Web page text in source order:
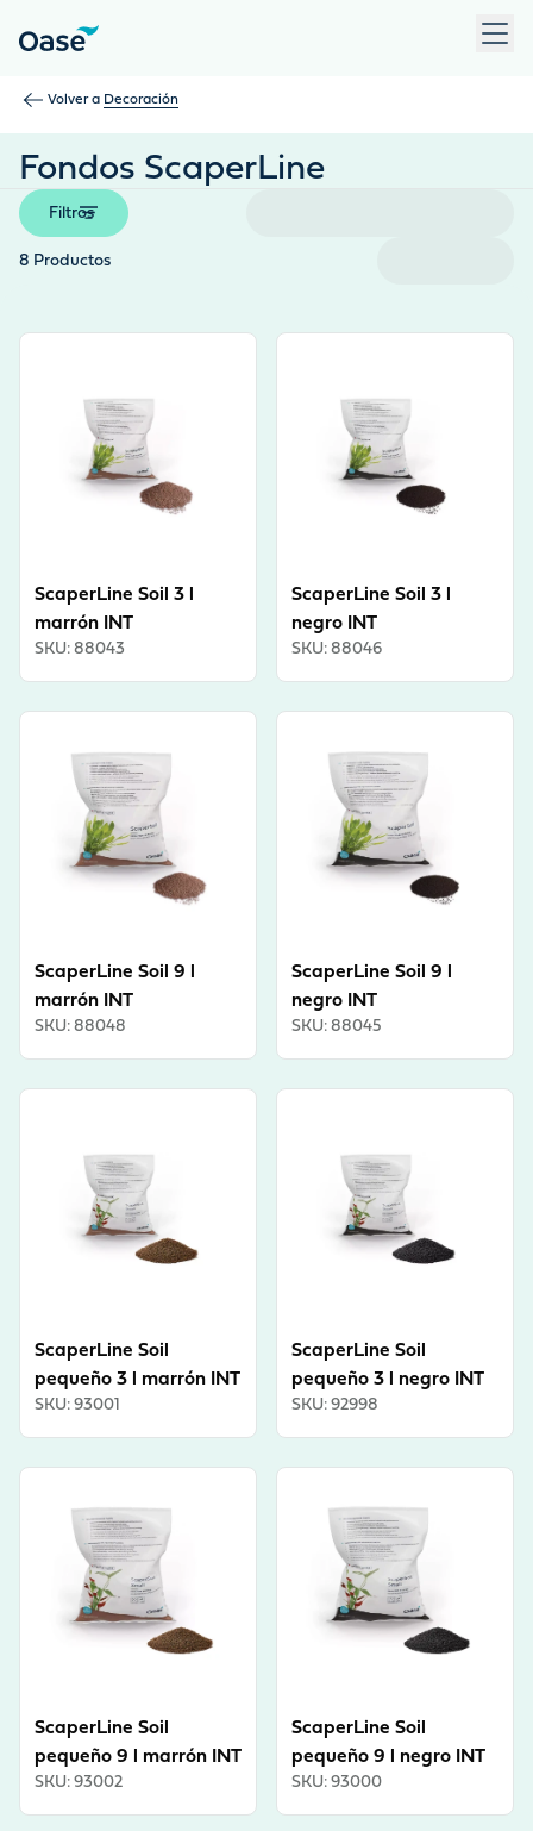
Volver a Decoración
Fondos ScaperLine
8 Productos
Filtros
ScaperLine Soil 3 l
marrón INT
SKU: 88043
ScaperLine Soil 3 l
negro INT
SKU: 88046
ScaperLine Soil 9 l
marrón INT
SKU: 88048
ScaperLine Soil 9 l
negro INT
SKU: 88045
ScaperLine Soil
pequeño 3 l marrón INT
SKU: 93001
ScaperLine Soil
pequeño 3 l negro INT
SKU: 92998
ScaperLine Soil
pequeño 9 l marrón INT
SKU: 93002
ScaperLine Soil
pequeño 9 l negro INT
SKU: 93000